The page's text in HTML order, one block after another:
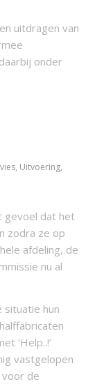
uitdragen van
onder
, Uitvoering,
gevoel dat het
zodra ze op
afdeling, de
nu al
situatie hun
‘Help..!’
vastgelopen
de